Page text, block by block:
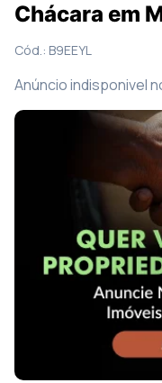
Chácara em
Cód.: B9EEYL
Anúncio indisponivel